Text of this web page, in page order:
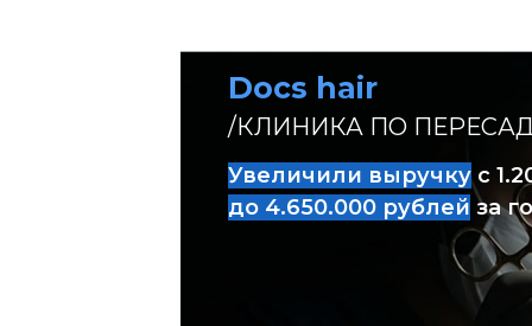
/КЛИНИКА ПО
Docs hair
Увеличили выручкус
до 4.650.000 рублей за